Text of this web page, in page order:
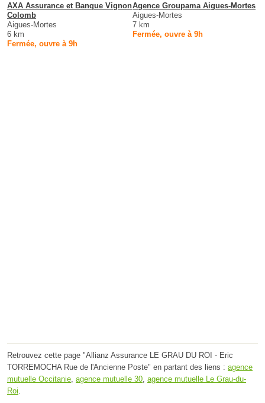
AXA Assurance et Banque Vignon
Colomb
Aigues-Mortes
6 km
Fermée, ouvre à 9h
Agence Groupama Aigues-Mortes
Aigues-Mortes
7 km
Fermée, ouvre à 9h
Retrouvez cette page "Allianz Assurance LE GRAU DU ROI - Eric
TORREMOCHA Rue de l'Ancienne Poste" en partant des liens : agence
mutuelle Occitanie agence mutuelle 30 agence mutuelle Le Grau-du-
Roi